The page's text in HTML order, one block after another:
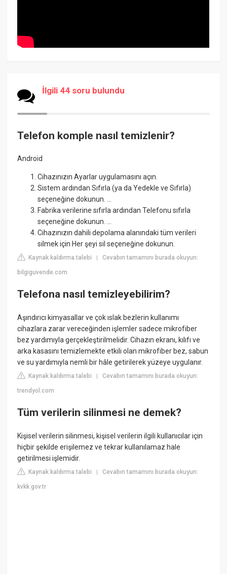
İlgili 44 soru bulundu
Telefon komple nasıl temizlenir?
Android
Cihazınızın Ayarlar uygulamasını açın.
Sistem ardından Sıfırla (ya da Yedekle ve Sıfırla)
seçeneğine dokunun. ...
Fabrika verilerine sıfırla ardından Telefonu sıfırla
seçeneğine dokunun. ...
Cihazınızın dahili depolama alanındaki tüm verileri
silmek için Her şeyi sil seçeneğine dokunun.
Kaynak kaldırma talebi |Cevabın tamamını burada okuyun:
bilgiguvende.com
Telefona nasıl temizleyebilirim?
Aşındırıcı kimyasallar ve çok ıslak bezlerin kullanımı
cihazlara zarar vereceğinden işlemler sadece mikrofiber
bez yardımıyla gerçekleştirilmelidir. Cihazın ekranı, kılıfı ve
arka kasasını temizlemekte etkili olan mikrofiber bez, sabun
ve su yardımıyla nemli bir hâle getirilerek yüzeye uygulanır.
Kaynak kaldırma talebi |Cevabın tamamını burada okuyun:
trendyol.com
Tüm verilerin silinmesi ne demek?
Kişisel verilerin silinmesi, kişisel verilerin ilgili kullanıcılar için
hiçbir şekilde erişilemez ve tekrar kullanılamaz hale
getirilmesi işlemidir.
Kaynak kaldırma talebi |Cevabın tamamını burada okuyun:
kvkk.gov.tr